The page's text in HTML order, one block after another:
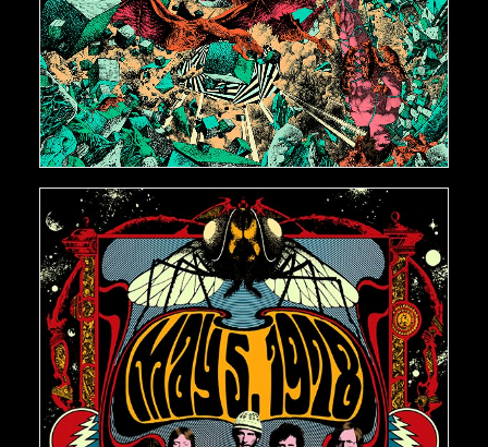
€300,00
AJOUTER AU PANIER